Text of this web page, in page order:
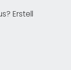
Erstell